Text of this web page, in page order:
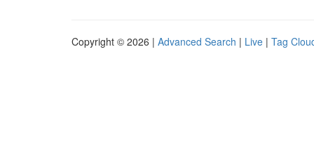
Copyright © 2026 | Advanced Search | Live | Tag